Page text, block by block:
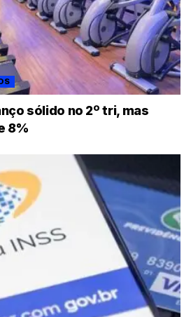
sólido no 2º tri, mas
8%